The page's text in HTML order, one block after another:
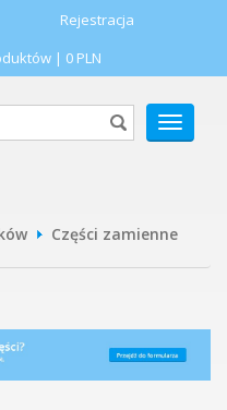
Rejestracja
| 0 PLN
POKAŻ
MENU
Części zamienne